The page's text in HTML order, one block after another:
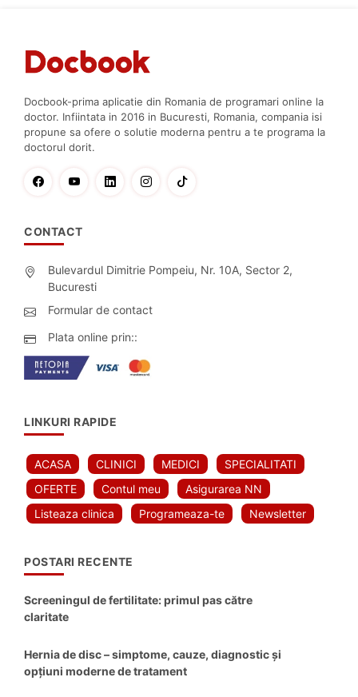
Docbook-prima aplicatie din Romania de programari online la
doctor. Infiintata in 2016 in Bucuresti, Romania, compania isi
propune sa ofere o solutie moderna pentru a te programa la
doctorul dorit.
CONTACT
Bulevardul Dimitrie Pompeiu, Nr. 10A, Sector 2,
Bucuresti
Formular de contact
Plata online prin::
LINKURI RAPIDE
ACASA CLINICI MEDICI
SPECIALITATI
OFERTE
Contul meu
Asigurarea NN
Listeaza clinica
Programeaza-te Newsletter
POSTARI RECENTE
Screeningul de fertilitate: primul pas către
claritate
Hernia de disc – simptome, cauze, diagnostic și
opțiuni moderne de tratament